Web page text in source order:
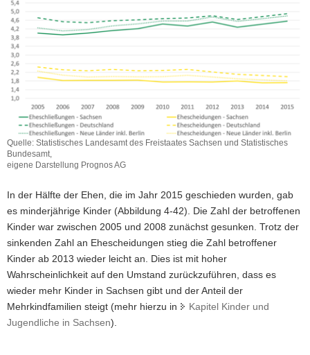
Quelle: Statistisches Landesamt des Freistaates Sachsen und Statistisches
Bundesamt,
eigene Darstellung Prognos AG
In der Hälfte der Ehen, die im Jahr 2015 geschieden wurden, gab
es minderjährige Kinder (Abbildung 4-42). Die Zahl der betroffenen
Kinder war zwischen 2005 und 2008 zunächst gesunken. Trotz der
sinkenden Zahl an Ehescheidungen stieg die Zahl betroffener
Kinder ab 2013 wieder leicht an. Dies ist mit hoher
Wahrscheinlichkeit auf den Umstand zurückzuführen, dass es
wieder mehr Kinder in Sachsen gibt und der Anteil der
Mehrkindfamilien steigt (mehr hierzu in
Kapitel Kinder und
Jugendliche in Sachsen).